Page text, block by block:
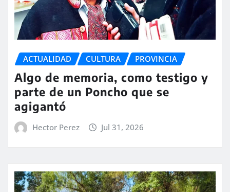
ACTUALIDAD CULTURA PROVINCIA
Algo de memoria, como testigo y
parte de un Poncho que se
agigantó
Hector Perez Jul 31, 2026